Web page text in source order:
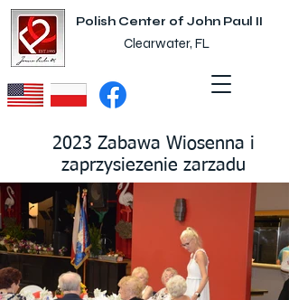
Polish Center of John Paul II
Clearwater, FL
2023 Zabawa Wiosenna i
zaprzysiezenie zarzadu